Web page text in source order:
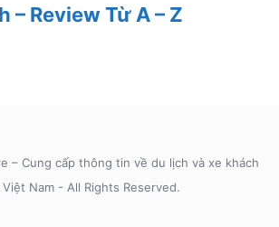
– Review Từ A – Z
– Cung cấp thông tin về du lịch và xe khách
Việt Nam - All Rights Reserved.